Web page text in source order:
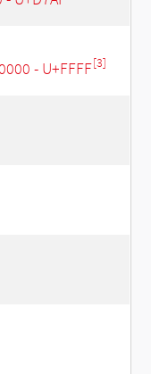
- U+FFFF[3]